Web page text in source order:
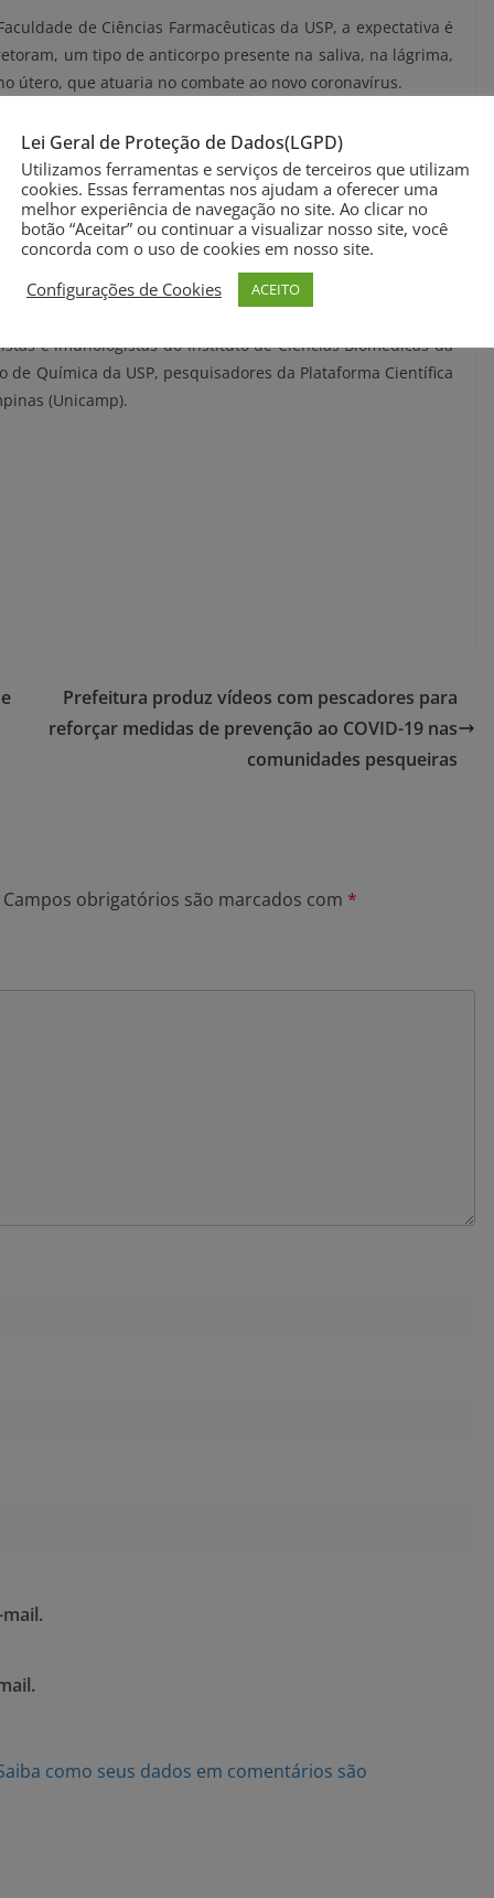
de Ciências Farmacêuticas da USP, a expectativa é
um tipo de anticorpo presente na saliva, na lágrima,
útero, que atuaria no combate ao novo coronavírus.
na construção da vacina permite que a substância
tempo suficiente para ser absorvida e iniciar uma reposta
garantir a imunização, serão necessárias a aplicação de
de 15 dias.
três meses – quando será possível iniciar os testes em
seja repassado ao público a um custo de R$ 100 reais.
e imunologistas do Instituto de Ciências Biomédicas da
Química da USP, pesquisadores da Plataforma Científica
(Unicamp).
Prefeitura produz vídeos com pescadores para
reforçar medidas de prevenção ao COVID-19 nas
comunidades pesqueiras
Campos obrigatórios são marcados com *
como seus dados em comentários são
Lei Geral de Proteção de Dados(LGPD)
Utilizamos ferramentas e serviços de terceiros que utilizam
cookies. Essas ferramentas nos ajudam a oferecer uma
melhor experiência de navegação no site. Ao clicar no
botão “Aceitar” ou continuar a visualizar nosso site, você
concorda com o uso de cookies em nosso site.
Configurações de Cookies
ACEITO